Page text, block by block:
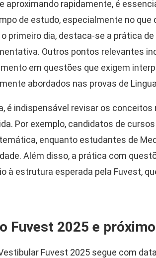
aproximando rapidamente, é
de estudo, especialmente no
primeiro dia, destaca-se a prática
Outros pontos relevantes
em questões que exigem
abordados nas provas de
é indispensável revisar os
Por exemplo, candidatos de
enquanto estudantes de
Além disso, a prática com
à estrutura esperada pela Fuvest,
Fuvest 2025 e
Fuvest 2025 segue com